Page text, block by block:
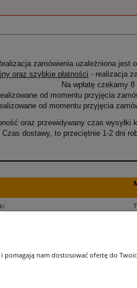
zamówienia uzależniona jest
oraz szybkie płatności - realizacja
Na wpłatę czekamy
od momentu przyjęcia
od momentu przyjęcia
oraz przewidywany czas wysyłki
Czas dostawy, to przeciętnie 1-2 dni
zamówień
nam dostosować ofertę do